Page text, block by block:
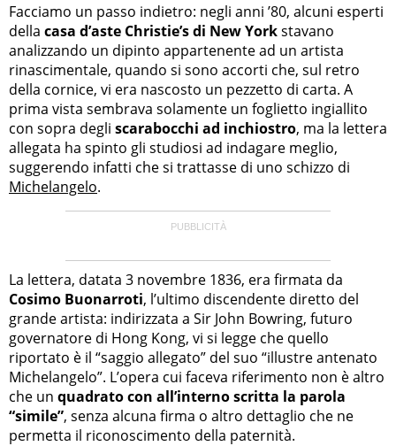
Facciamo un passo indietro: negli anni ’80, alcuni esperti
della casa d’aste Christie’s di New Yorkstavano
analizzando un dipinto appartenente ad un artista
rinascimentale, quando si sono accorti che, sul retro
della cornice, vi era nascosto un pezzetto di carta. A
prima vista sembrava solamente un foglietto ingiallito
con sopra degli scarabocchi ad inchiostro, ma la lettera
allegata ha spinto gli studiosi ad indagare meglio,
suggerendo infatti che si trattasse di uno schizzo di
Michelangelo.
La lettera, datata 3 novembre 1836, era firmata da
Cosimo Buonarroti, l’ultimo discendente diretto del
grande artista: indirizzata a Sir John Bowring, futuro
governatore di Hong Kong, vi si legge che quello
riportato è il “saggio allegato” del suo “illustre antenato
Michelangelo”. L’opera cui faceva riferimento non è altro
che un quadrato con all’interno scritta la parola
“simile”, senza alcuna firma o altro dettaglio che ne
permetta il riconoscimento della paternità.